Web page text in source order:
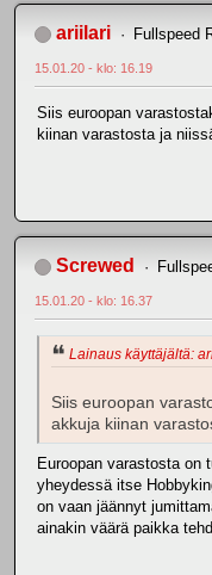
ariilari Fullspeed
15.01.20 - klo: 16.19
Siis euroopan
kiinan varastosta ja
Screwed
15.01.20 - klo: 16.37
Lainaus käyttäjältä:
Siis euroopan
akkuja kiinan
Euroopan varastosta on
yheydessä itse
on vaan jäännyt
ainakin väärä paikka